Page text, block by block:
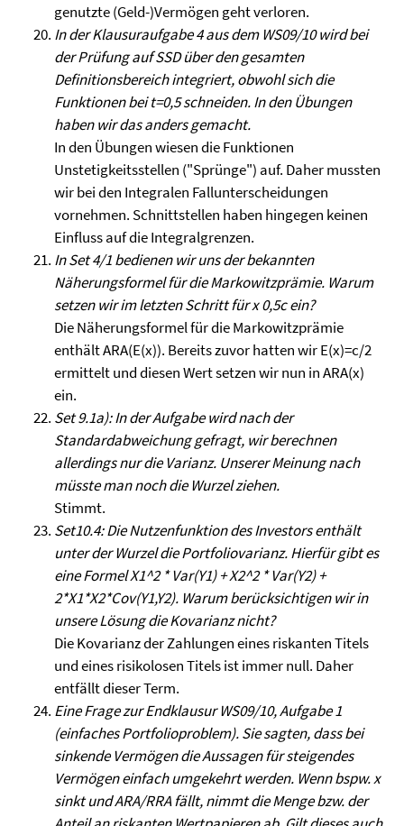
genutzte (Geld-)Vermögen geht verloren.
In der Klausuraufgabe 4 aus dem WS09/10 wird bei
der Prüfung auf SSD über den gesamten
Definitionsbereich integriert, obwohl sich die
Funktionen bei t=0,5 schneiden. In den Übungen
haben wir das anders gemacht.
In den Übungen wiesen die Funktionen
Unstetigkeitsstellen ("Sprünge") auf. Daher mussten
wir bei den Integralen Fallunterscheidungen
vornehmen. Schnittstellen haben hingegen keinen
Einfluss auf die Integralgrenzen.
In Set 4/1 bedienen wir uns der bekannten
Näherungsformel für die Markowitzprämie. Warum
setzen wir im letzten Schritt für x 0,5c ein?
Die Näherungsformel für die Markowitzprämie
enthält ARA(E(x)). Bereits zuvor hatten wir E(x)=c/2
ermittelt und diesen Wert setzen wir nun in ARA(x)
ein.
Set 9.1a): In der Aufgabe wird nach der
Standardabweichung gefragt, wir berechnen
allerdings nur die Varianz. Unserer Meinung nach
müsste man noch die Wurzel ziehen.
Stimmt.
Set10.4: Die Nutzenfunktion des Investors enthält
unter der Wurzel die Portfoliovarianz. Hierfür gibt es
eine Formel X1^2 * Var(Y1) + X2^2 * Var(Y2) +
2*X1*X2*Cov(Y1,Y2). Warum berücksichtigen wir in
unsere Lösung die Kovarianz nicht?
Die Kovarianz der Zahlungen eines riskanten Titels
und eines risikolosen Titels ist immer null. Daher
entfällt dieser Term.
Eine Frage zur Endklausur WS09/10, Aufgabe 1
(einfaches Portfolioproblem). Sie sagten, dass bei
sinkende Vermögen die Aussagen für steigendes
Vermögen einfach umgekehrt werden. Wenn bspw. x
sinkt und ARA/RRA fällt, nimmt die Menge bzw. der